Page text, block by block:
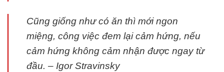
Cũng giống như có ăn thì mới ngon
miệng, công việc đem lại cảm hứng, nếu
cảm hứng không cảm nhận được ngay từ
đầu. – Igor Stravinsky